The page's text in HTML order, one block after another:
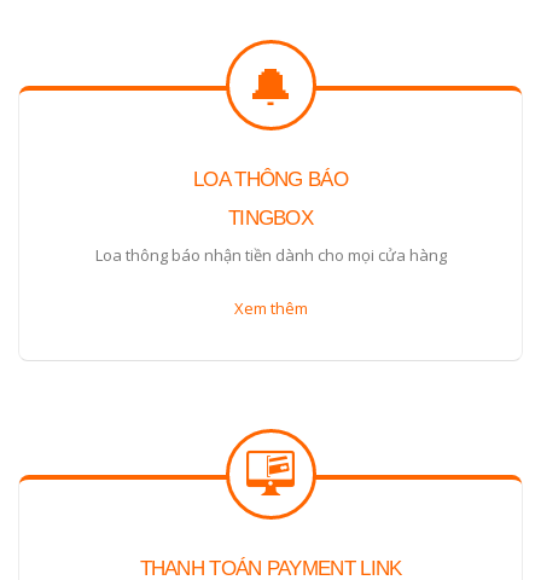
LOA THÔNG BÁO
TINGBOX
Loa thông báo nhận tiền dành cho mọi cửa hàng
Xem thêm
THANH TOÁN PAYMENT LINK